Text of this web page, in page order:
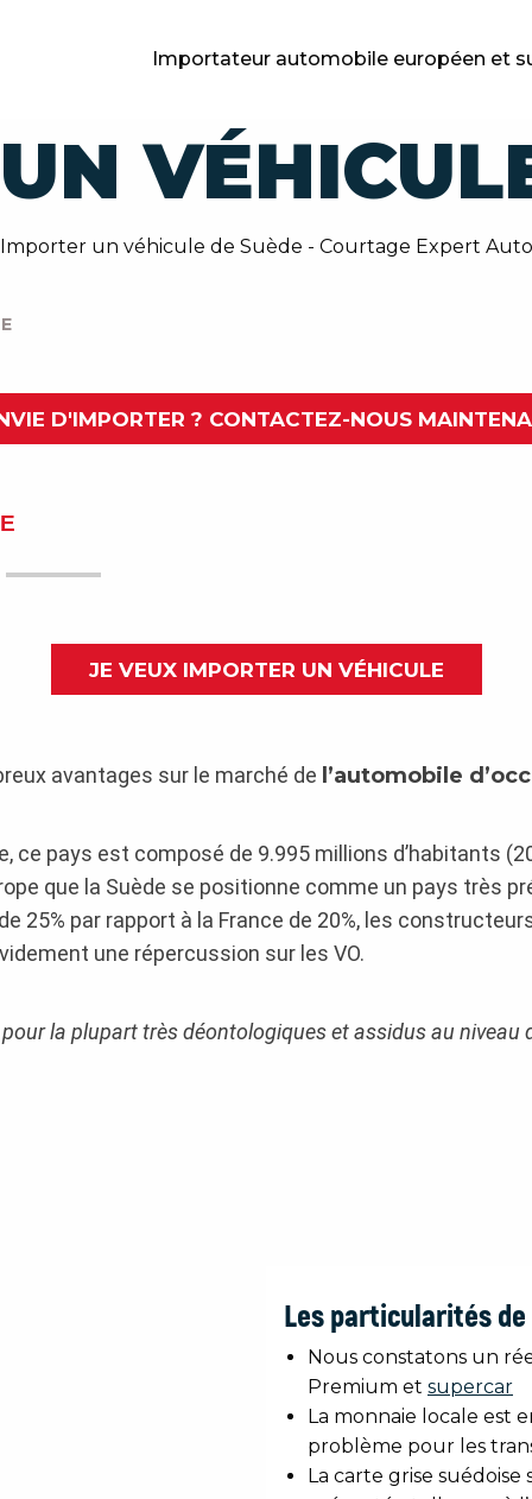
Importateur automobile européen et
Importer un véhicule de Suède - Courtage Expert Auto
D'IMPORTER ? CONTACTEZ-NOUS
JE VEUX IMPORTER UN VÉHICULE
avantages sur le marché de l’automobile
ce pays est composé de 9.995 millions d’habitants
que la Suède se positionne comme un pays très
25% par rapport à la France de 20%, les
une répercussion sur les VO.
la plupart très déontologiques et assidus au niveau
Les particularités de
Nous constatons un
Premium et supercar
La monnaie locale est
problème pour les
La carte grise